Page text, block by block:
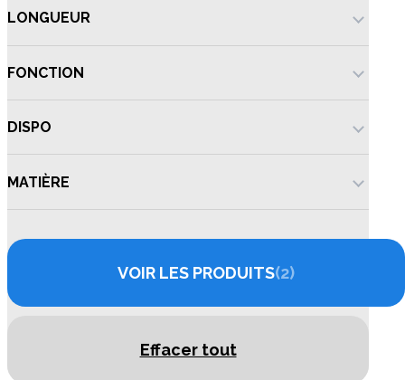
LONGUEUR
FONCTION
DISPO
MATIÈRE
VOIR LES PRODUITS 2
Effacer tout